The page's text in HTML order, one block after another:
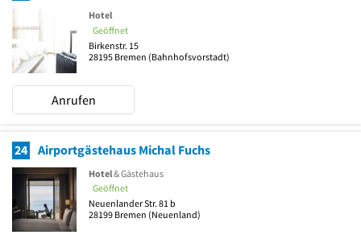
Hotel
Geöffnet
Birkenstr. 15
28195 Bremen (Bahnhofsvorstadt)
Anrufen
24 Airportgästehaus Michal Fuchs
Hotel& Gästehaus
Geöffnet
Neuenlander Str. 81 b
28199 Bremen (Neuenland)